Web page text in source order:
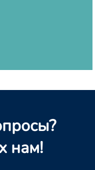
нам!